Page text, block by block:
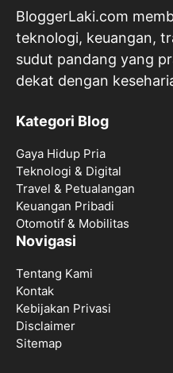
BloggerLaki.com
teknologi, keuangan,
sudut pandang yang
dekat dengan
Kategori Blog
Gaya Hidup Pria
Teknologi & Digital
Travel & Petualangan
Keuangan Pribadi
Otomotif & Mobilitas
Novigasi
Tentang Kami
Kontak
Kebijakan Privasi
Disclaimer
Sitemap